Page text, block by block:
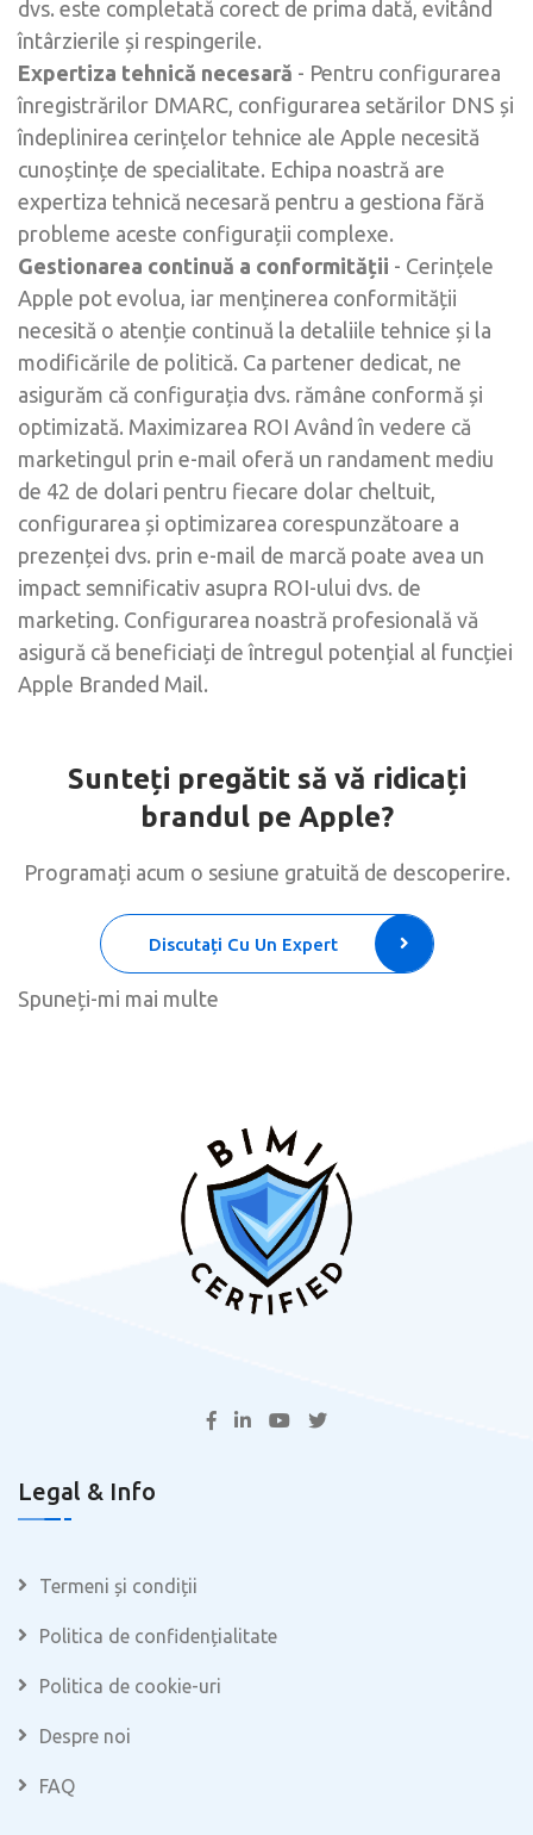
dvs. este completată corect de prima dată, evitând
întârzierile și respingerile.
Expertiza tehnică necesară - Pentru configurarea
înregistrărilor DMARC, configurarea setărilor DNS și
îndeplinirea cerințelor tehnice ale Apple necesită
cunoștințe de specialitate. Echipa noastră are
expertiza tehnică necesară pentru a gestiona fără
probleme aceste configurații complexe.
Gestionarea continuă a conformității - Cerințele
Apple pot evolua, iar menținerea conformității
necesită o atenție continuă la detaliile tehnice și la
modificările de politică. Ca partener dedicat, ne
asigurăm că configurația dvs. rămâne conformă și
optimizată. Maximizarea ROI Având în vedere că
marketingul prin e-mail oferă un randament mediu
de 42 de dolari pentru fiecare dolar cheltuit,
configurarea și optimizarea corespunzătoare a
prezenței dvs. prin e-mail de marcă poate avea un
impact semnificativ asupra ROI-ului dvs. de
marketing. Configurarea noastră profesională vă
asigură că beneficiați de întregul potențial al funcției
Apple Branded Mail.
Sunteți pregătit să vă ridicați
brandul pe Apple?
Programați acum o sesiune gratuită de descoperire.
Discutați Cu Un Expert
Spuneți-mi mai multe
Legal & Info
Termeni și condiții
Politica de confidențialitate
Politica de cookie-uri
Despre noi
FAQ